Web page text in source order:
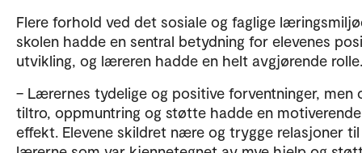
Flere forhold ved det sosiale og faglige
skolen hadde en sentral betydning for elevenes
utvikling, og læreren hadde en helt avgjørende
– Lærernes tydelige og positive forventninger, men
tiltro, oppmuntring og støtte hadde en motiverende
effekt. Elevene skildret nære og trygge relasjoner til